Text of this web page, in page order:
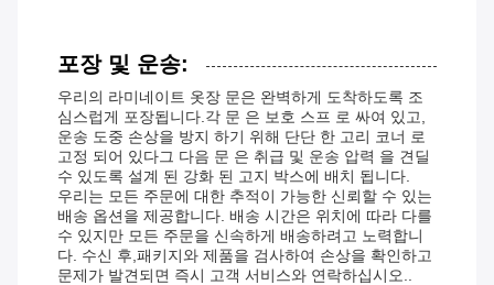
포장 및 운송:
우리의 라미네이트 옷장 문은 완벽하게 도착하도록 조
심스럽게 포장됩니다.각 문 은 보호 스프 로 싸여 있고,
운송 도중 손상을 방지 하기 위해 단단 한 고리 코너 로
고정 되어 있다그 다음 문 은 취급 및 운송 압력 을 견딜
수 있도록 설계 된 강화 된 고지 박스에 배치 됩니다.
우리는 모든 주문에 대한 추적이 가능한 신뢰할 수 있는
배송 옵션을 제공합니다. 배송 시간은 위치에 따라 다를
수 있지만 모든 주문을 신속하게 배송하려고 노력합니
다. 수신 후,패키지와 제품을 검사하여 손상을 확인하고
문제가 발견되면 즉시 고객 서비스와 연락하십시오..